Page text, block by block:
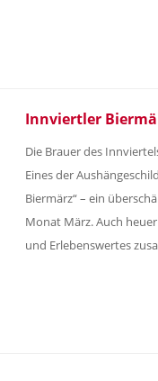
Innviertler
Die Brauer des
Eines der
Biermärz“ – ein
Monat März. Auch
und Erlebenswertes